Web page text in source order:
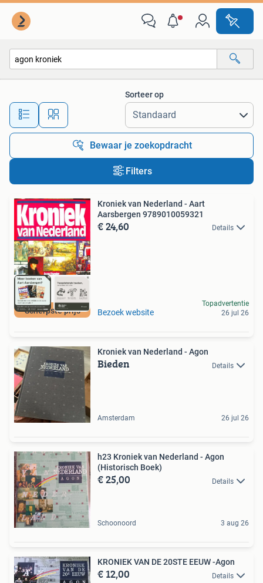
Alle afstanden…
Sorteer op
Bewaar je zoekopdracht
Filters
Scherpste prijs
Kroniek van Nederland - Aart
Aarsbergen 9789010059321
€ 24,60 Details
Bezoek website
Topadvertentie
26 jul 26
Kroniek van Nederland - Agon
Bieden Details
Amsterdam 26 jul 26
h23 Kroniek van Nederland - Agon
(Historisch Boek)
€ 25,00 Details
Schoonoord 3 aug 26
KRONIEK VAN DE 20STE EEUW -Agon
€ 12,00 Details